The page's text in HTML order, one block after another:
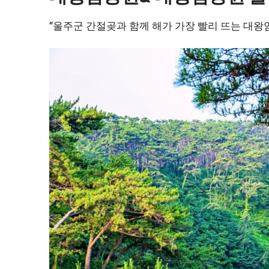
“울주군 간절곶과 함께 해가 가장 빨리 뜨는 대왕